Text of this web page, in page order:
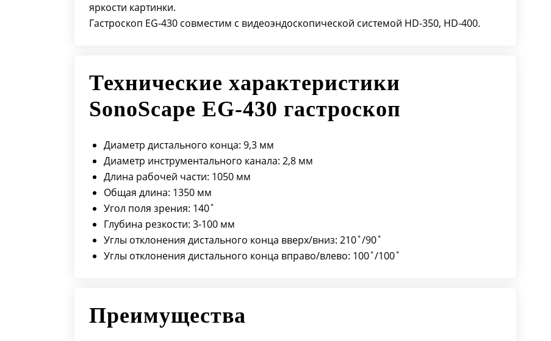
яркости картинки.
Гастроскоп EG-430 совместим с видеоэндоскопической системой HD-350, HD-400.
Технические характеристики
SonoScape EG-430 гастроскоп
Диаметр дистального конца: 9,3 мм
Диаметр инструментального канала: 2,8 мм
Длина рабочей части: 1050 мм
Общая длина: 1350 мм
Угол поля зрения: 140˚
Глубина резкости: 3-100 мм
Углы отклонения дистального конца вверх/вниз: 210˚/90˚
Углы отклонения дистального конца вправо/влево: 100˚/100˚
Преимущества